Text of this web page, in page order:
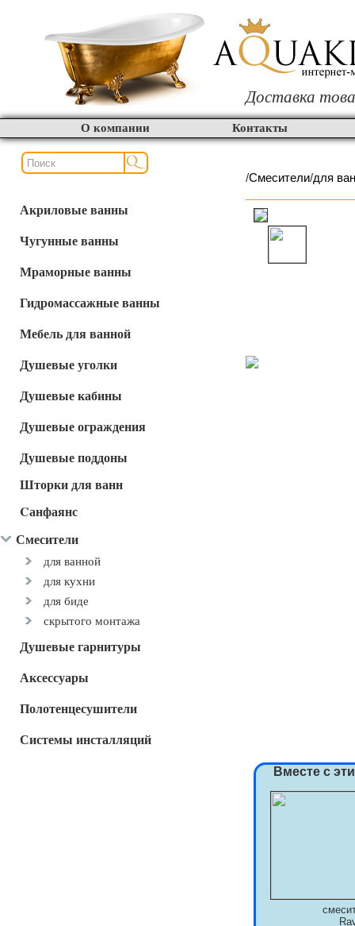
Доставка
О компании Контакты
Акриловые ванны
Чугунные ванны
Мраморные ванны
Гидромассажные ванны
Мебель для ванной
Душевые уголки
Душевые кабины
Душевые ограждения
Душевые поддоны
Шторки для ванн
Cанфаянс
Смесители
для ванной
для кухни
для биде
скрытого монтажа
Душевые гарнитуры
Аксессуары
Полотенцесушители
Системы инсталляций
/Смесители/для
Вместе с